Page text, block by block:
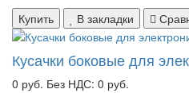
Купить
В закладки
Кусачки боковые для
0 руб. Без НДС: 0 руб.